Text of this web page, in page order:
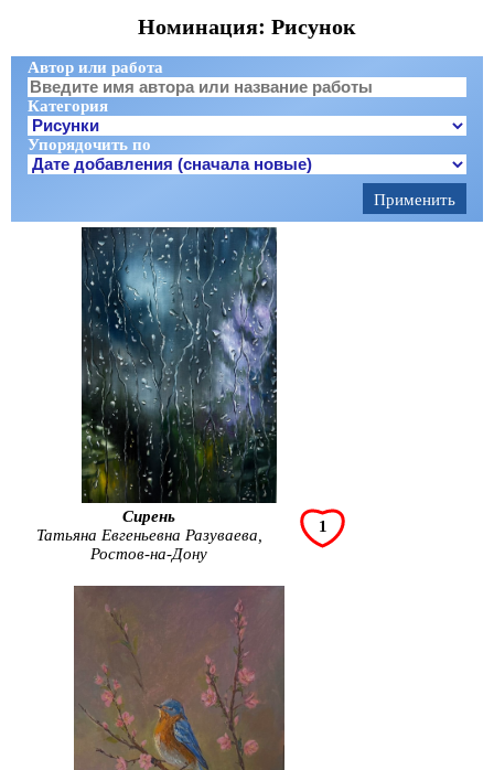
Номинация: Рисунок
Автор или работа
Категория
Упорядочить по
1
Сирень
Татьяна Евгеньевна Разуваева,
Ростов-на-Дону